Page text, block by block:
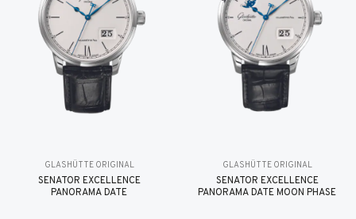
GLASHÜTTE ORIGINAL
SENATOR EXCELLENCE
PANORAMA DATE
GLASHÜTTE ORIGINAL
SENATOR EXCELLENCE
PANORAMA DATE MOON PHASE